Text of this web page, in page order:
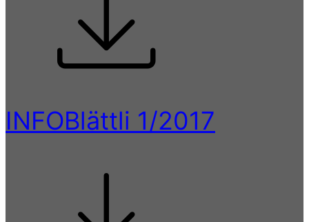
INFOBlättli 1/2017